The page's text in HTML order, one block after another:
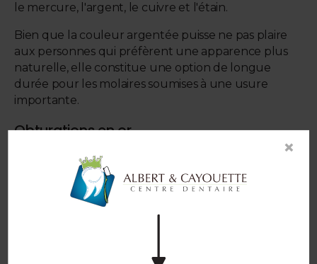
le mercure, l'argent, le cuivre et l'étain.
Bien que la couleur argentée puisse ne pas plaire
aux personnes qui préfèrent une apparence plus
naturelle, elle constitue une option de longue
durée pour les molaires soumises à une usure
importante.
Obturations en or
Afin de créer une obturation en or coulé, un
modèle de votre dent doit être fabriqué. Un
mélange d'or et d'autres métaux, comme l'argent
et le cuivre, est utilisé pour créer ces pièces.
×